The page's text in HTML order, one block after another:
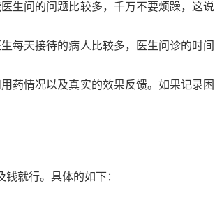
生问的问题比较多，千万不要烦躁，这说
每天接待的病人比较多，医生问诊的时间
药情况以及真实的效果反馈。如果记录困
就行。具体的如下：